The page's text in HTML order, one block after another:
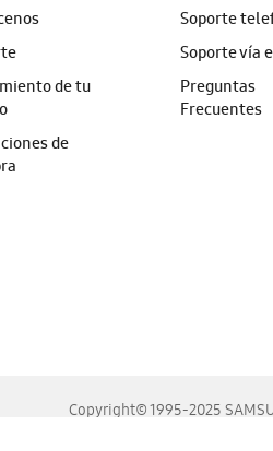
de tu
de
Soporte
Soporte vía
Preguntas
Frecuentes
Copyright© 1995-2025